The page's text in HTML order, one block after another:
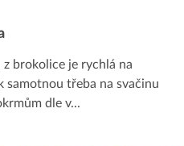
z brokolice je rychlá na
samotnou třeba na svačinu
dle v...